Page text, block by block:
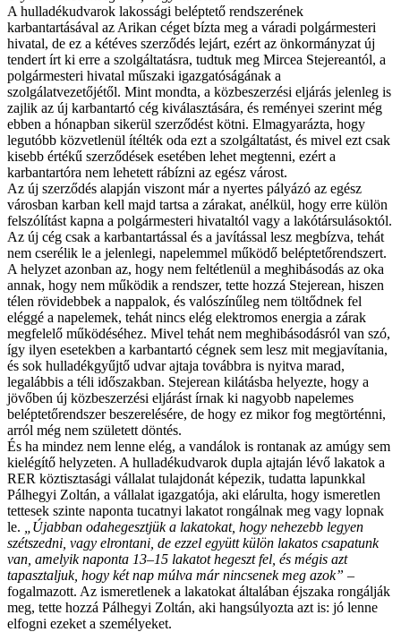
A hulladékudvarok lakossági beléptető rendszerének
karbantartásával az Arikan céget bízta meg a váradi polgármesteri
hivatal, de ez a kétéves szerződés lejárt, ezért az önkormányzat új
tendert írt ki erre a szolgáltatásra, tudtuk meg Mircea Stejereantól, a
polgármesteri hivatal műszaki igazgatóságának a
szolgálatvezetőjétől. Mint mondta, a közbeszerzési eljárás jelenleg is
zajlik az új karbantartó cég kiválasztására, és reményei szerint még
ebben a hónapban sikerül szerződést kötni. Elmagyarázta, hogy
legutóbb közvetlenül ítélték oda ezt a szolgáltatást, és mivel ezt csak
kisebb értékű szerződések esetében lehet megtenni, ezért a
karbantartóra nem lehetett rábízni az egész várost.
Az új szerződés alapján viszont már a nyertes pályázó az egész
városban karban kell majd tartsa a zárakat, anélkül, hogy erre külön
felszólítást kapna a polgármesteri hivataltól vagy a lakótársulásoktól.
Az új cég csak a karbantartással és a javítással lesz megbízva, tehát
nem cserélik le a jelenlegi, napelemmel működő beléptetőrendszert.
A helyzet azonban az, hogy nem feltétlenül a meghibásodás az oka
annak, hogy nem működik a rendszer, tette hozzá Stejerean, hiszen
télen rövidebbek a nappalok, és valószínűleg nem töltődnek fel
eléggé a napelemek, tehát nincs elég elektromos energia a zárak
megfelelő működéséhez. Mivel tehát nem meghibásodásról van szó,
így ilyen esetekben a karbantartó cégnek sem lesz mit megjavítania,
és sok hulladékgyűjtő udvar ajtaja továbbra is nyitva marad,
legalábbis a téli időszakban. Stejerean kilátásba helyezte, hogy a
jövőben új közbeszerzési eljárást írnak ki nagyobb napelemes
beléptetőrendszer beszerelésére, de hogy ez mikor fog megtörténni,
arról még nem született döntés.
És ha mindez nem lenne elég, a vandálok is rontanak az amúgy sem
kielégítő helyzeten. A hulladékudvarok dupla ajtaján lévő lakatok a
RER köztisztasági vállalat tulajdonát képezik, tudatta lapunkkal
Pálhegyi Zoltán, a vállalat igazgatója, aki elárulta, hogy ismeretlen
tettesek szinte naponta tucatnyi lakatot rongálnak meg vagy lopnak
le.
„Újabban odahegesztjük a lakatokat, hogy nehezebb legyen
szétszedni, vagy elrontani, de ezzel együtt külön lakatos csapatunk
van, amelyik naponta 13–15 lakatot hegeszt fel, és mégis azt
tapasztaljuk, hogy két nap múlva már nincsenek meg azok” –
fogalmazott. Az ismeretlenek a lakatokat általában éjszaka rongálják
meg, tette hozzá Pálhegyi Zoltán, aki hangsúlyozta azt is: jó lenne
elfogni ezeket a személyeket.